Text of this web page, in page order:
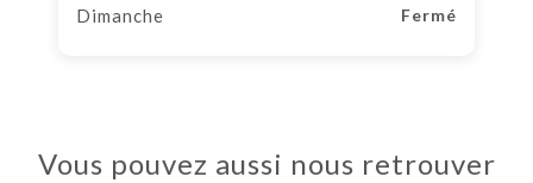
Dimanche Fermé
Vous pouvez aussi nous retrouver